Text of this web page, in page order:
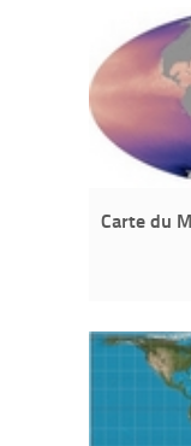
Carte du